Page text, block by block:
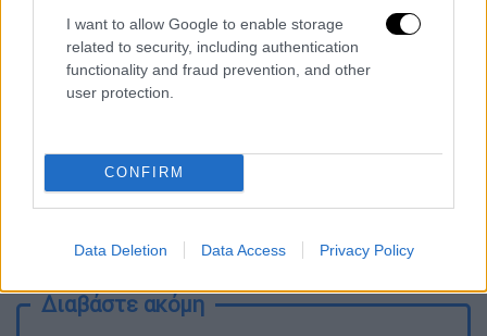
I want to allow Google to enable storage
related to security, including authentication
functionality and fraud prevention, and other
user protection.
CONFIRM
Data Deletion Data Access Privacy Policy
Διαβάστε ακόμη